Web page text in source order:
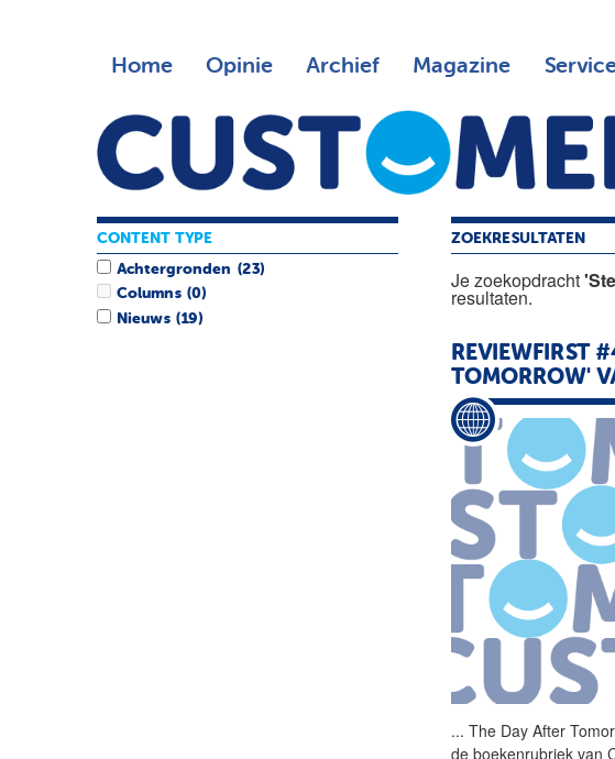
Home Opinie Archief Magazine
ZOEKRESULTATEN
Je zoekopdracht
resultaten.
REVIEWFIRST
TOMORROW'
... The Day After
de boekenrubriekvan
CONTENT TYPE
Achtergronden (23)
Columns (0)
Nieuws (19)